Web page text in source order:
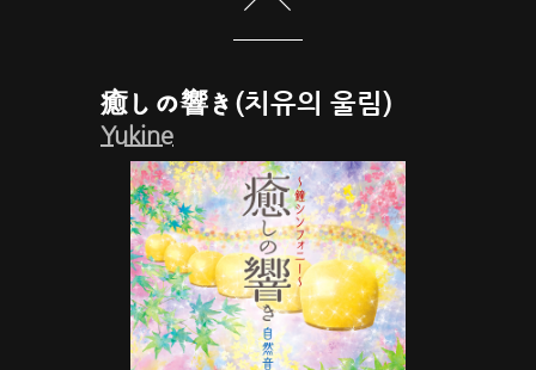
癒しの響き(치유의 울림)
Yukine